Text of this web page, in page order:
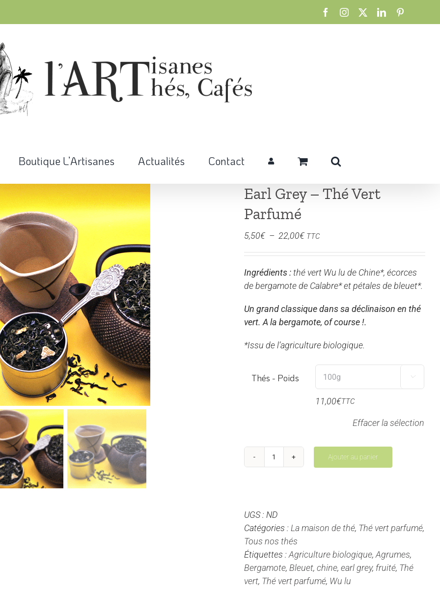
FacebookInstagram LinkedIn
Boutique L’Artisanes Actualités Contact
Earl Grey – Thé Vert
Parfumé
5,50€ – 22,00€Plage
5,50€
à
TTC
Ingrédients :thé vert Wu lu de Chine*, écorces
de bergamote de Calabre* et pétales de bleuet*.
Un grand classique dans sa déclinaison en thé
vert. A la bergamote, of course !.
*Issu de l’agriculture biologique.
Thés - Poids 
11,00€TTC
Effacer la sélection
quantité
-
Thé
Vert
Parfumé
Ajouter au panier
UGS : ND
Catégories : La maison de thé, Thé vert parfumé,
Tous nos thés
Étiquettes :Agriculture biologique,Agrumes,
Bergamote, Bleuet,chine,earl grey, fruité, Thé
vert, Thé vert parfumé, Wu lu